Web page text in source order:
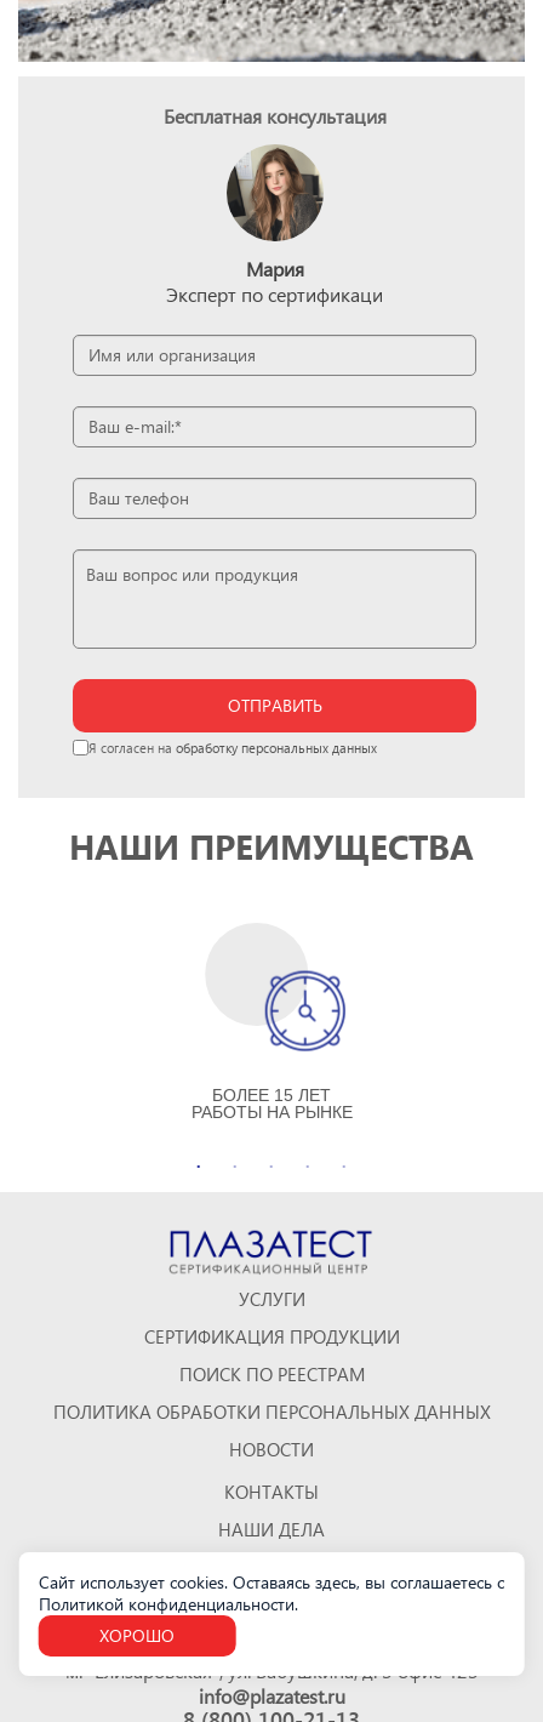
Бесплатная консультация
Мария
Эксперт по сертификаци
ОТПРАВИТЬ
Я согласен на обработку персональных данных
НАШИ ПРЕИМУЩЕСТВА
БОЛЕЕ 15 ЛЕТ
РАБОТЫ НА РЫНКЕ
УСЛУГИ
СЕРТИФИКАЦИЯ ПРОДУКЦИИ
ПОИСК ПО РЕЕСТРАМ
ПОЛИТИКА ОБРАБОТКИ ПЕРСОНАЛЬНЫХ ДАННЫХ
НОВОСТИ
КОНТАКТЫ
НАШИ ДЕЛА
КАРТА САЙТА
Санкт-Петербург
м. "Елизаровская", ул. Бабушкина, д. 3 офис 423
info@plazatest.ru
Сайт использует cookies. Оставаясь здесь, вы соглашаетесь с
Политикой конфиденциальности.
ХОРОШО